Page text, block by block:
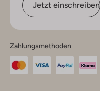
Jetzt einschreiben
Zahlungsmethoden